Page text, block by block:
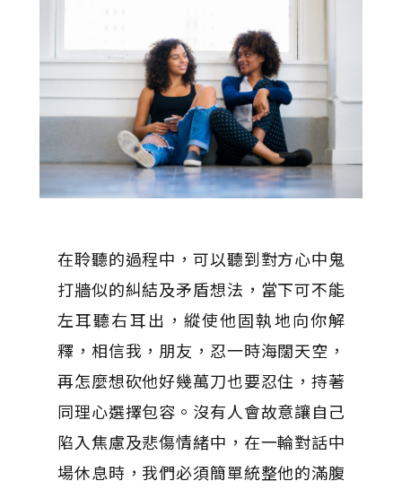
在聆聽的過程中，可以聽到對方心中鬼
打牆似的糾結及矛盾想法，當下可不能
左耳聽右耳出，縱使他固執地向你解
釋，相信我，朋友，忍一時海闊天空，
再怎麼想砍他好幾萬刀也要忍住，持著
同理心選擇包容。沒有人會故意讓自己
陷入焦慮及悲傷情緒中，在一輪對話中
場休息時，我們必須簡單統整他的滿腹